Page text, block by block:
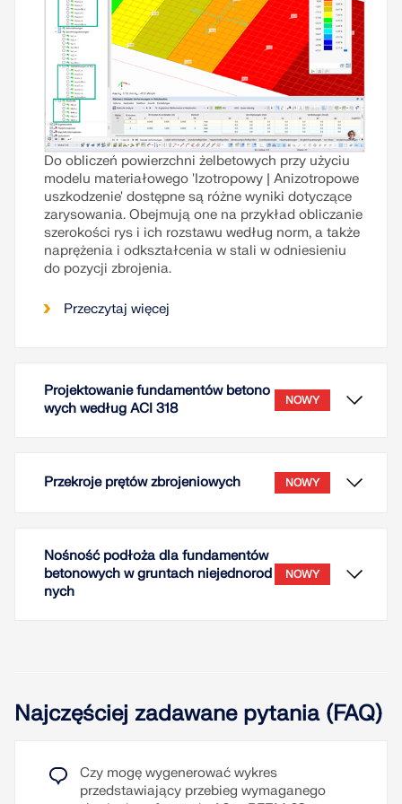
Do obliczeń powierzchni żelbetowych przy użyciu
modelu materiałowego 'Izotropowy | Anizotropowe
uszkodzenie' dostępne są różne wyniki dotyczące
zarysowania. Obejmują one na przykład obliczanie
szerokości rys i ich rozstawu według norm, a także
naprężenia i odkształcenia w stali w odniesieniu
do pozycji zbrojenia.
Przeczytaj więcej
Projektowanie fundamentów betono
wych według ACI 318
NOWY
projektować fundamenty zgodnie z amerykańską
normą ACI 318.
sprawdzające:
Zwichrzenie
Przekroje prętów zbrojeniowych NOWY
prętami zbrojeniowymi w celu symulacji obszarów
nieciągłości w betonie zbrojonym za pomocą
Nośność podłoża dla fundamentów
betonowych w gruntach niejednorod
nych
NOWY
Najczęściej zadawane pytania (FAQ)
Czy mogę wygenerować wykres
przedstawiający przebieg wymaganego